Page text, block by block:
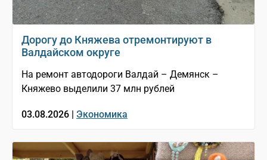
Дорогу до Княжева отремонтируют в
Валдайском округе
На ремонт автодороги Валдай – Демянск –
Княжево выделили 37 млн рублей
03.08.2026 | Экономика